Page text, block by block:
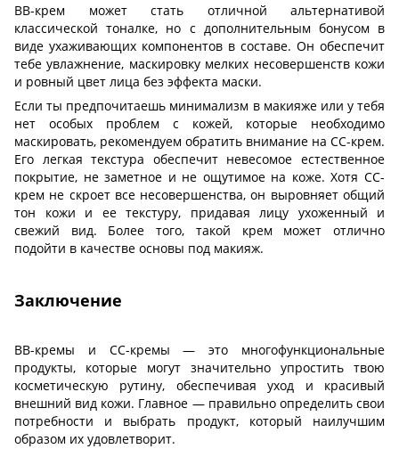
ВВ-крем может стать отличной альтернативой
классической тоналке, но с дополнительным бонусом в
виде ухаживающих компонентов в составе. Он обеспечит
тебе увлажнение, маскировку мелких несовершенств кожи
и ровный цвет лица без эффекта маски.
Если ты предпочитаешь минимализм в макияже или у тебя
нет особых проблем с кожей, которые необходимо
маскировать, рекомендуем обратить внимание на CC-крем.
Его легкая текстура обеспечит невесомое естественное
покрытие, не заметное и не ощутимое на коже. Хотя CC-
крем не скроет все несовершенства, он выровняет общий
тон кожи и ее текстуру, придавая лицу ухоженный и
свежий вид. Более того, такой крем может отлично
подойти в качестве основы под макияж.
Заключение
BB-кремы и CC-кремы — это многофункциональные
продукты, которые могут значительно упростить твою
косметическую рутину, обеспечивая уход и красивый
внешний вид кожи. Главное — правильно определить свои
потребности и выбрать продукт, который наилучшим
образом их удовлетворит.